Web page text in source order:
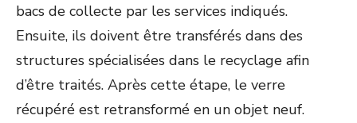
bacs de collecte par les services indiqués.
Ensuite, ils doivent être transférés dans des
structures spécialisées dans le recyclage afin
d’être traités. Après cette étape, le verre
récupéré est retransformé en un objet neuf.